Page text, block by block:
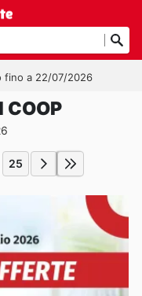
fino a 22/07/2026
COOP
25